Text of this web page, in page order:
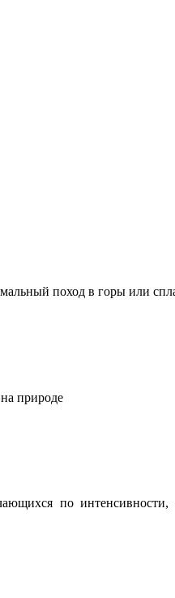
поход в горы или
природе
по